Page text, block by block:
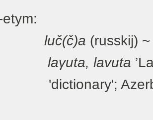
etym:
luč(č)a (russkij)
laγuta, lavuta